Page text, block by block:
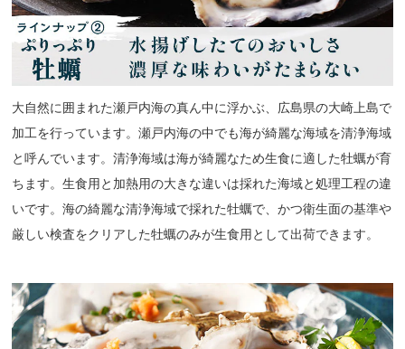
大自然に囲まれた瀬戸内海の真ん中に浮かぶ、広島県の大崎上島で
加工を行っています。瀬戸内海の中でも海が綺麗な海域を清浄海域
と呼んでいます。清浄海域は海が綺麗なため生食に適した牡蠣が育
ちます。生食用と加熱用の大きな違いは採れた海域と処理工程の違
いです。海の綺麗な清浄海域で採れた牡蠣で、かつ衛生面の基準や
厳しい検査をクリアした牡蠣のみが生食用として出荷できます。